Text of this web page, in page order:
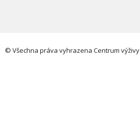
© Všechna práva vyhrazena Centrum výživy